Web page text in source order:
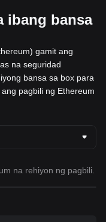
ibang bansa
gamit ang
na seguridad
bansa sa box para
pagbili ng Ethereum
na rehiyon ng pagbili.